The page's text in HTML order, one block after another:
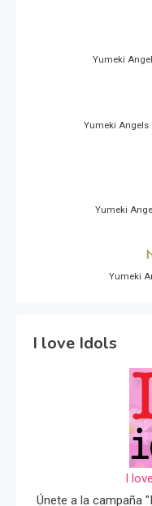
Yumeki
Yumeki Angels
Yumeki
Yumeki
I love Idols
I
Únete a la campaña